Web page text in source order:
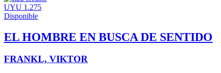
UYU 1.275
Disponible
EL HOMBRE EN BUSCA DE SENTIDO
FRANKL, VIKTOR